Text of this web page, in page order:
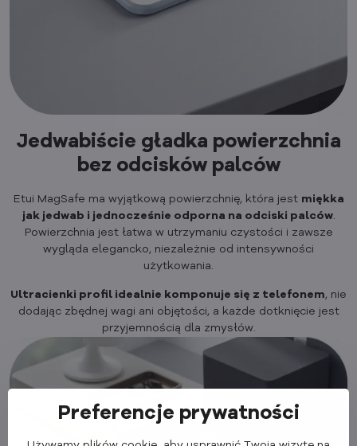
Jedwabiście gładka powierzchnia
bez odcisków palców
Etui MagSafe ma wyjątkową powierzchnię, która jest miękka
jak jedwab i jednocześnie odporna na odciski palców.
Powierzchnia jest łatwa w utrzymaniu czystości i zawsze
wygląda elegancko, niezależnie od intensywności
użytkowania.
Ultracienki profil idealnie komponuje się z telefonem, nie
dodając zbędnej wagi ani objętości, a każde dotknięcie jest
przyjemnością dla zmysłów.
Preferencje prywatności